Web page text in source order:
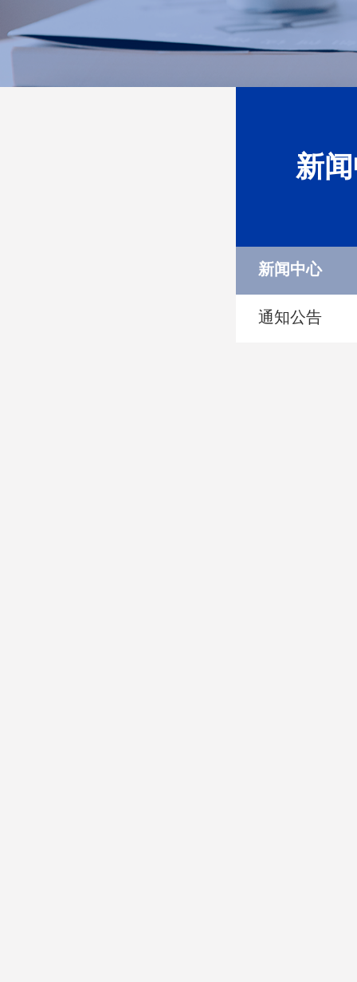
新
新闻中心
通知公告